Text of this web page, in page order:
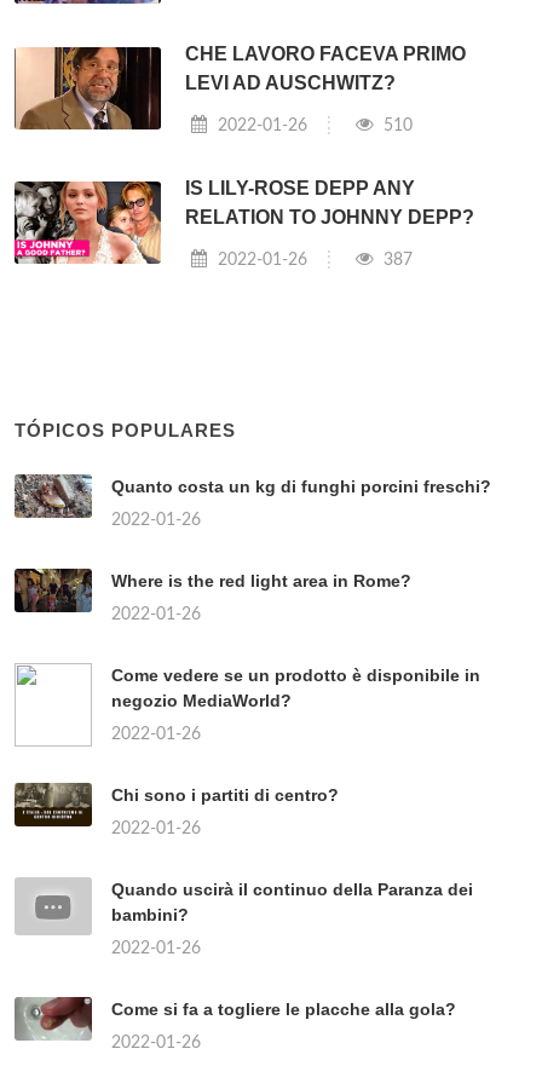
CHE LAVORO FACEVA PRIMO
LEVI AD AUSCHWITZ?
2022-01-26 510
IS LILY-ROSE DEPP ANY
RELATION TO JOHNNY DEPP?
2022-01-26 387
TÓPICOS POPULARES
Quanto costa un kg di funghi porcini freschi?
2022-01-26
Where is the red light area in Rome?
2022-01-26
Come vedere se un prodotto è disponibile in
negozio MediaWorld?
2022-01-26
Chi sono i partiti di centro?
2022-01-26
Quando uscirà il continuo della Paranza dei
bambini?
2022-01-26
Come si fa a togliere le placche alla gola?
2022-01-26